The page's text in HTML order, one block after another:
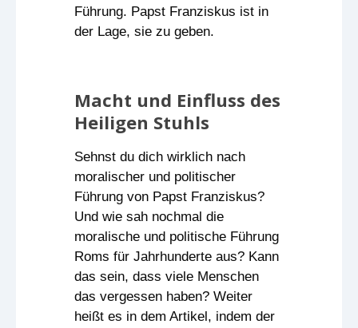
Führung. Papst Franziskus ist in
der Lage, sie zu geben.
Macht und Einfluss des
Heiligen Stuhls
Sehnst du dich wirklich nach
moralischer und politischer
Führung von Papst Franziskus?
Und wie sah nochmal die
moralische und politische Führung
Roms für Jahrhunderte aus? Kann
das sein, dass viele Menschen
das vergessen haben? Weiter
heißt es in dem Artikel, indem der